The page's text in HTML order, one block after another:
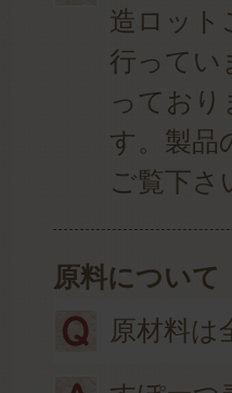
造ロット
行ってい
ってお
す。製品
ご覧下さ
原料について
原材料は